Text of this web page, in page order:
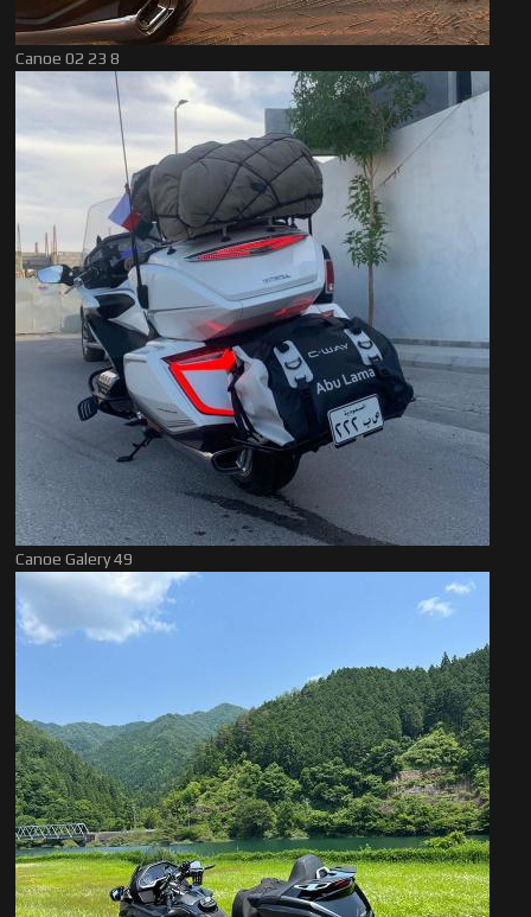
Canoe 02 23 8
Canoe Galery 49